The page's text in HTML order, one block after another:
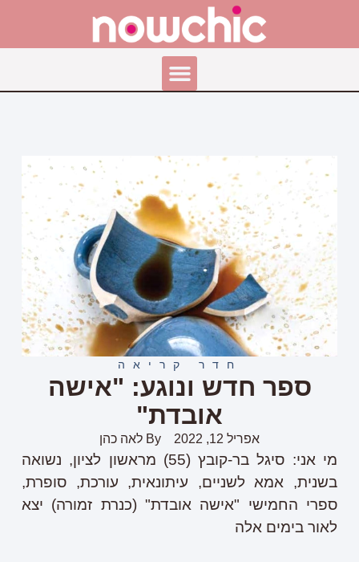
חדר קריאה
ספר חדש ונוגע: "אישה
אובדת"
אפריל 12, 2022 By לאה כהן
מי אני: סיגל בר-קובץ (55) מראשון לציון, נשואה
בשנית, אמא לשניים, עיתונאית, עורכת, סופרת,
ספרי החמישי "אישה אובדת" (כנרת זמורה) יצא
לאור בימים אלה